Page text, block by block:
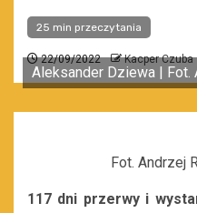
25 min przeczytania
22/09/2022 Kacper Czuba
Aleksander Dziewa | Fot.
Fot. Andrzej
117 dni przerwy i